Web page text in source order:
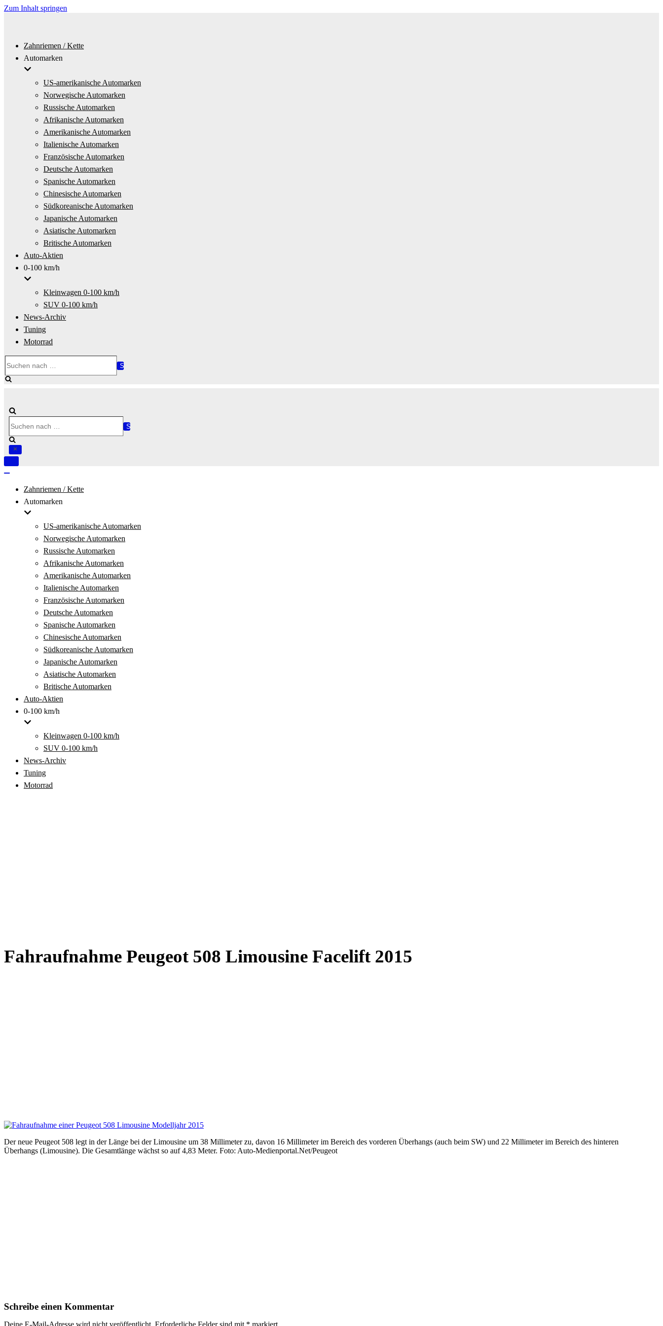
Zum Inhalt springen
Zahnriemen / Kette
Automarken
US-amerikanische Automarken
Norwegische Automarken
Russische Automarken
Afrikanische Automarken
Amerikanische Automarken
Italienische Automarken
Französische Automarken
Deutsche Automarken
Spanische Automarken
Chinesische Automarken
Südkoreanische Automarken
Japanische Automarken
Asiatische Automarken
Britische Automarken
Auto-Aktien
0-100 km/h
Kleinwagen 0-100 km/h
SUV 0-100 km/h
News-Archiv
Tuning
Motorrad
nach …
nach …
Navigation
Zahnriemen / Kette
Automarken
US-amerikanische Automarken
Norwegische Automarken
Russische Automarken
Afrikanische Automarken
Amerikanische Automarken
Italienische Automarken
Französische Automarken
Deutsche Automarken
Spanische Automarken
Chinesische Automarken
Südkoreanische Automarken
Japanische Automarken
Asiatische Automarken
Britische Automarken
Auto-Aktien
0-100 km/h
Kleinwagen 0-100 km/h
SUV 0-100 km/h
News-Archiv
Tuning
Motorrad
Fahraufnahme Peugeot 508 Limousine Facelift 2015
Der neue Peugeot 508 legt in der Länge bei der Limousine um 38 Millimeter zu, davon 16 Millimeter im Bereich des vorderen Überhangs (auch beim SW) und 22 Millimeter im Bereich des hinteren
Überhangs (Limousine). Die Gesamtlänge wächst so auf 4,83 Meter. Foto: Auto-Medienportal.Net/Peugeot
Schreibe einen Kommentar
Deine E-Mail-Adresse wird nicht veröffentlicht. Erforderliche Felder sind mit * markiert